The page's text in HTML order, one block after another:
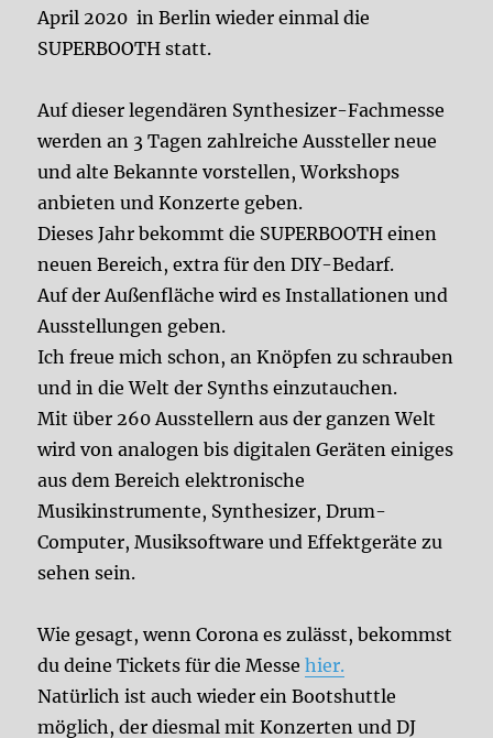
April 2020 in Berlin wieder einmal die
SUPERBOOTH statt.
Auf dieser legendären Synthesizer-Fachmesse
werden an 3 Tagen zahlreiche Aussteller neue
und alte Bekannte vorstellen, Workshops
anbieten und Konzerte geben.
Dieses Jahr bekommt die SUPERBOOTH einen
neuen Bereich, extra für den DIY-Bedarf.
Auf der Außenfläche wird es Installationen und
Ausstellungen geben.
Ich freue mich schon, an Knöpfen zu schrauben
und in die Welt der Synths einzutauchen.
Mit über 260 Ausstellern aus der ganzen Welt
wird von analogen bis digitalen Geräten einiges
aus dem Bereich elektronische
Musikinstrumente, Synthesizer, Drum-
Computer, Musiksoftware und Effektgeräte zu
sehen sein.
Wie gesagt, wenn Corona es zulässt, bekommst
du deine Tickets für die Messehier.
Natürlich ist auch wieder ein Bootshuttle
möglich, der diesmal mit Konzerten und DJ